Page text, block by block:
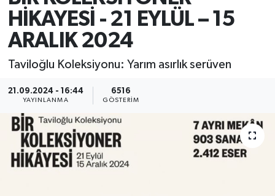
HİKAYESİ - 21 EYLÜL – 15
ARALIK 2024
Taviloğlu Koleksiyonu: Yarım asırlık serüven
21.09.2024 - 16:44
YAYINLANMA
6516
GÖSTERIM
EKONOMİ
GÖKTÜRK
GÜNDEM
KEMERBURGAZ
KÜLTÜR - SANAT
MAGAZİN
Haber Arşivi